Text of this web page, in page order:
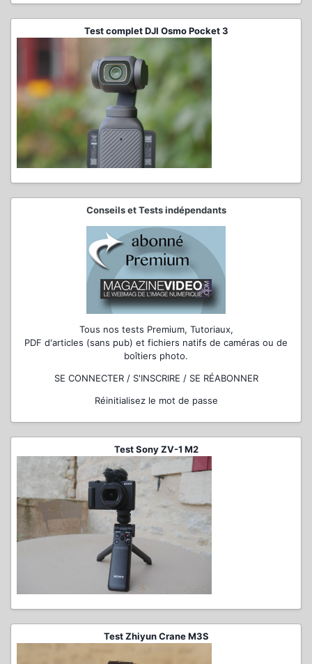
Test complet DJI Osmo Pocket 3
Conseils et Tests indépendants
Tous nos tests Premium, Tutoriaux,
PDF d'articles (sans pub) et fichiers natifs de caméras ou de
boîtiers photo.
SE CONNECTER / S'INSCRIRE / SE RÉABONNER
Réinitialisez le mot de passe
Test Sony ZV-1 M2
Test Zhiyun Crane M3S